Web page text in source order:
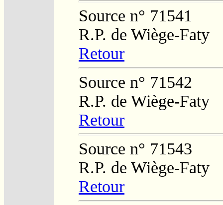
Source n° 71541
R.P. de Wiège-Faty
Retour
Source n° 71542
R.P. de Wiège-Faty
Retour
Source n° 71543
R.P. de Wiège-Faty
Retour